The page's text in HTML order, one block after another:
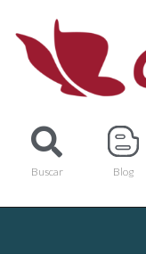
Buscar Blog